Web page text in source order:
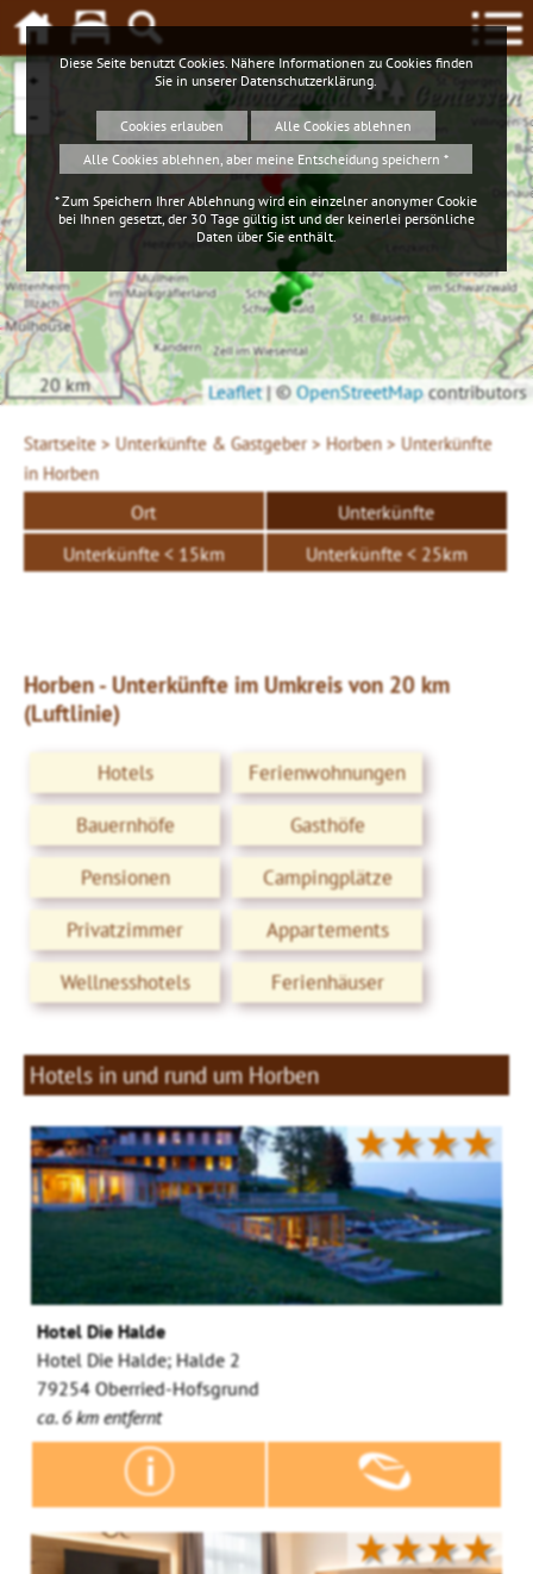
Schwarzwald Geniessen
+
−
20 km Leaflet |©OpenStreetMapcontributors
Startseite > Unterkünfte & Gastgeber > Horben > Unterkünfte
in Horben
Ort
Unterkünfte
Unterkünfte < 15km
Unterkünfte < 25km
Horben - Unterkünfte im Umkreis von 20 km
(Luftlinie)
Hotels
Ferienwohnungen
Bauernhöfe
Gasthöfe
Pensionen
Campingplätze
Privatzimmer
Appartements
Wellnesshotels
Ferienhäuser
Hotels in und rund um Horben
★★★★
Hotel Die Halde
Hotel Die Halde; Halde 2
79254 Oberried-Hofsgrund
ca. 6 km entfernt
★★★★
Diese Seite benutzt Cookies. Nähere Informationen zu Cookies finden
Sie in unserer Datenschutzerklärung
Cookies erlauben
Alle Cookies ablehnen
Alle Cookies ablehnen, aber meine Entscheidung speichern *
* Zum Speichern Ihrer Ablehnung wird ein einzelner anonymer Cookie
bei Ihnen gesetzt, der 30 Tage gültig ist und der keinerlei persönliche
Daten über Sie enthält.